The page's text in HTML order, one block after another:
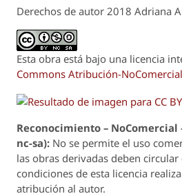
Derechos de autor 2018 Adriana
Esta obra está bajo una licencia
Commons Atribución-
Reconocimiento –
nc-sa): No se permite el uso
las obras derivadas deben
condiciones de esta licencia
atribución al autor.